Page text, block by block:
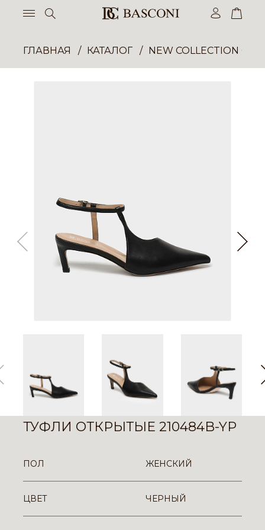
ГЛАВНАЯ КАТАЛОГ NEW COLLECTION
ТУФЛИ ОТКРЫТЫЕ 210484B-YP
ПОЛ ЖЕНСКИЙ
ЦВЕТ ЧЕРНЫЙ